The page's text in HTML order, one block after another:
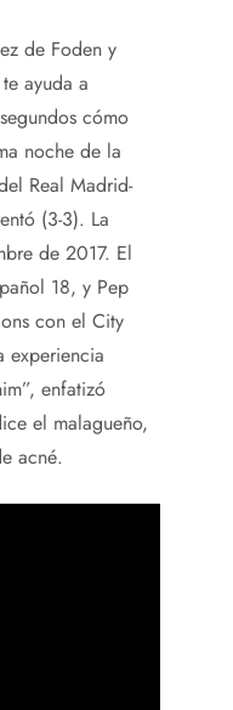
de Foden y
ayuda a
cómo
noche de la
Real Madrid-
(3-3). La
de 2017. El
18, y Pep
con el City
experiencia
enfatizó
el malagueño,
acné.